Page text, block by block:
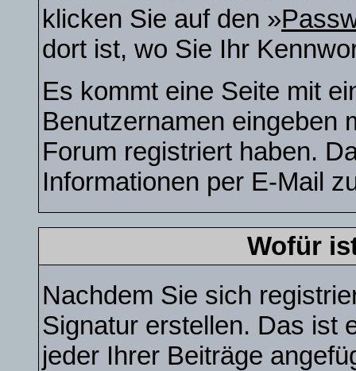
klicken Sie auf den »
dort ist, wo Sie Ihr
Es kommt eine Seite mit
Benutzernamen eingeben
Forum registriert haben.
Informationen per E-Mail
Wofür
Nachdem Sie sich
Signatur erstellen. Das ist
jeder Ihrer Beiträge